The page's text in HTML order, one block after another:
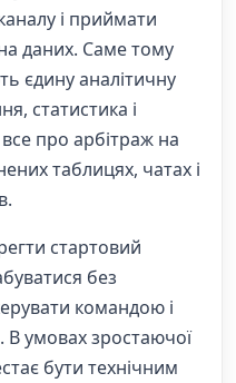
і приймати
даних. Саме тому
єдину аналітичну
статистика і
все про арбітраж на
таблицях, чатах і
стартовий
без
командою і
В умовах зростаючої
бути технічним